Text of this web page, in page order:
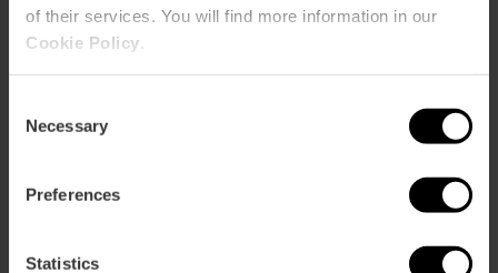
of their services. You will find more information in our
Cookie Policy
Selection
Necessary
Preferences
Statistics
Valencia Tourist Card 24, 48, 72